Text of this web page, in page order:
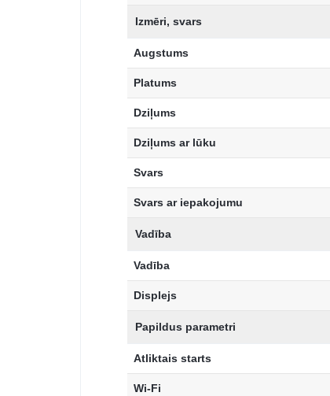
Izmēri, svars
Augstums
Platums
Dziļums
Dziļums ar lūku
Svars
Svars ar iepakojumu
Vadība
Vadība
Displejs
Papildus parametri
Atliktais starts
Wi-Fi